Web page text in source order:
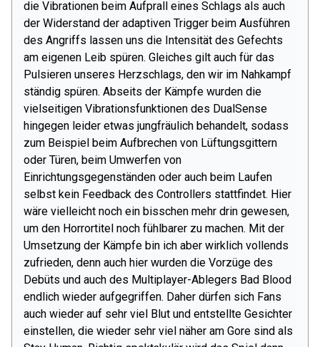
die Vibrationen beim Aufprall eines Schlags als auch
der Widerstand der adaptiven Trigger beim Ausführen
des Angriffs lassen uns die Intensität des Gefechts
am eigenen Leib spüren. Gleiches gilt auch für das
Pulsieren unseres Herzschlags, den wir im Nahkampf
ständig spüren. Abseits der Kämpfe wurden die
vielseitigen Vibrationsfunktionen des DualSense
hingegen leider etwas jungfräulich behandelt, sodass
zum Beispiel beim Aufbrechen von Lüftungsgittern
oder Türen, beim Umwerfen von
Einrichtungsgegenständen oder auch beim Laufen
selbst kein Feedback des Controllers stattfindet. Hier
wäre vielleicht noch ein bisschen mehr drin gewesen,
um den Horrortitel noch fühlbarer zu machen. Mit der
Umsetzung der Kämpfe bin ich aber wirklich vollends
zufrieden, denn auch hier wurden die Vorzüge des
Debüts und auch des Multiplayer-Ablegers Bad Blood
endlich wieder aufgegriffen. Daher dürfen sich Fans
auch wieder auf sehr viel Blut und entstellte Gesichter
einstellen, die wieder sehr viel näher am Gore sind als